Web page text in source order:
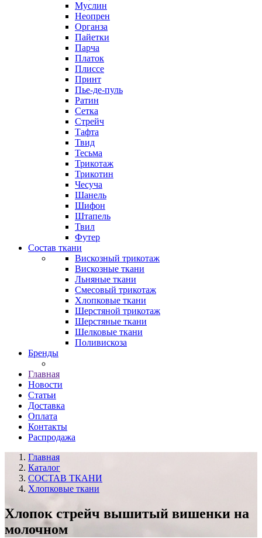
Муслин
Неопрен
Органза
Пайетки
Парча
Платок
Плиссе
Принт
Пье-де-пуль
Ратин
Сетка
Стрейч
Тафта
Твид
Тесьма
Трикотаж
Трикотин
Чесуча
Шанель
Шифон
Штапель
Твил
Футер
Состав ткани
Вискозный трикотаж
Вискозные ткани
Льняные ткани
Смесовый трикотаж
Хлопковые ткани
Шерстяной трикотаж
Шерстяные ткани
Шелковые ткани
Поливискоза
Бренды
Главная
Новости
Статьи
Доставка
Оплата
Контакты
Распродажа
Главная
Каталог
СОСТАВ ТКАНИ
Хлопковые ткани
Хлопок стрейч вышитый вишенки на
молочном